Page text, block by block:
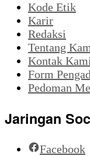
Kode Etik
Karir
Redaksi
Tentang
Kontak Kami
Form
Pedoman
Jaringan
Facebook